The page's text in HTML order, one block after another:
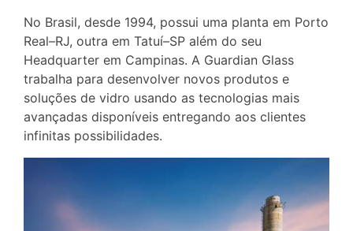
No Brasil, desde 1994, possui uma planta em Porto
Real–RJ, outra em Tatuí–SP além do seu
Headquarter em Campinas. A Guardian Glass
trabalha para desenvolver novos produtos e
soluções de vidro usando as tecnologias mais
avançadas disponíveis entregando aos clientes
infinitas possibilidades.